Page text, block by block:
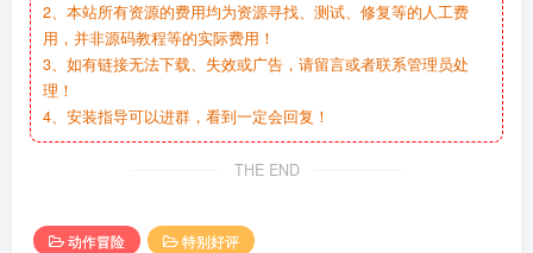
2、本站所有资源的费用均为资源寻找、测试、修复等的人工费
用，并非源码教程等的实际费用！
3、如有链接无法下载、失效或广告，请留言或者联系管理员处
理！
4、安装指导可以进群，看到一定会回复！
THE END
动作冒险
特别好评